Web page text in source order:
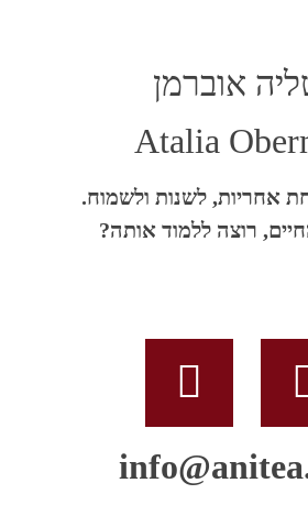
אוברמן
Atalia
אחריות, לשנות ולשמוח.
רוצה ללמוד אותה?